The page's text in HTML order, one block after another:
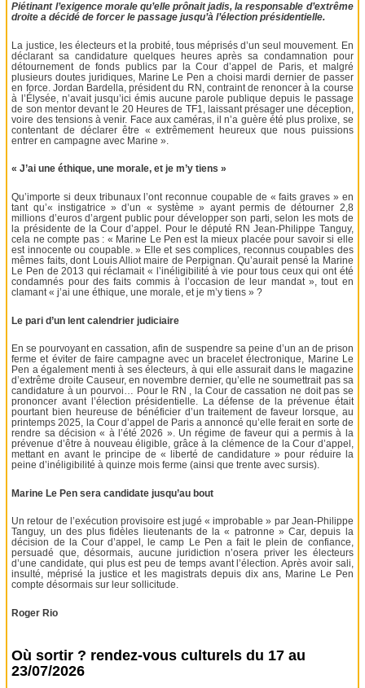
Piétinant l’exigence morale qu’elle prônait jadis, la responsable d’extrême
droite a décidé de forcer le passage jusqu’à l’élection présidentielle.
La justice, les électeurs et la probité, tous méprisés d’un seul mouvement. En
déclarant sa candidature quelques heures après sa condamnation pour
détournement de fonds publics par la Cour d’appel de Paris, et malgré
plusieurs doutes juridiques, Marine Le Pen a choisi mardi dernier de passer
en force. Jordan Bardella, président du RN, contraint de renoncer à la course
à l’Élysée, n’avait jusqu’ici émis aucune parole publique depuis le passage
de son mentor devant le 20 Heures de TF1, laissant présager une déception,
voire des tensions à venir. Face aux caméras, il n’a guère été plus prolixe, se
contentant de déclarer être « extrêmement heureux que nous puissions
entrer en campagne avec Marine ».
« J’ai une éthique, une morale, et je m’y tiens »
Qu’importe si deux tribunaux l’ont reconnue coupable de « faits graves » en
tant qu’« instigatrice » d’un « système » ayant permis de détourner 2,8
millions d’euros d’argent public pour développer son parti, selon les mots de
la présidente de la Cour d’appel. Pour le député RN Jean-Philippe Tanguy,
cela ne compte pas : « Marine Le Pen est la mieux placée pour savoir si elle
est innocente ou coupable. » Elle et ses complices, reconnus coupables des
mêmes faits, dont Louis Alliot maire de Perpignan. Qu’aurait pensé la Marine
Le Pen de 2013 qui réclamait « l’inéligibilité à vie pour tous ceux qui ont été
condamnés pour des faits commis à l’occasion de leur mandat », tout en
clamant « j’ai une éthique, une morale, et je m’y tiens » ?
Le pari d’un lent calendrier judiciaire
En se pourvoyant en cassation, afin de suspendre sa peine d’un an de prison
ferme et éviter de faire campagne avec un bracelet électronique, Marine Le
Pen a également menti à ses électeurs, à qui elle assurait dans le magazine
d’extrême droite Causeur, en novembre dernier, qu’elle ne soumettrait pas sa
candidature à un pourvoi… Pour le RN , la Cour de cassation ne doit pas se
prononcer avant l’élection présidentielle. La défense de la prévenue était
pourtant bien heureuse de bénéficier d’un traitement de faveur lorsque, au
printemps 2025, la Cour d’appel de Paris a annoncé qu’elle ferait en sorte de
rendre sa décision « à l’été 2026 ». Un régime de faveur qui a permis à la
prévenue d’être à nouveau éligible, grâce à la clémence de la Cour d’appel,
mettant en avant le principe de « liberté de candidature » pour réduire la
peine d’inéligibilité à quinze mois ferme (ainsi que trente avec sursis).
Marine Le Pen sera candidate jusqu’au bout
Un retour de l’exécution provisoire est jugé « improbable » par Jean-Philippe
Tanguy, un des plus fidèles lieutenants de la « patronne » Car, depuis la
décision de la Cour d’appel, le camp Le Pen a fait le plein de confiance,
persuadé que, désormais, aucune juridiction n’osera priver les électeurs
d’une candidate, qui plus est peu de temps avant l’élection. Après avoir sali,
insulté, méprisé la justice et les magistrats depuis dix ans, Marine Le Pen
compte désormais sur leur sollicitude.
Roger Rio
Où sortir ? rendez-vous culturels du 17 au
23/07/2026